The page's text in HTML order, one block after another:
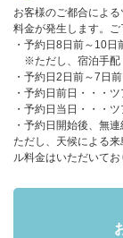
お客様のご都合によ
料金が発生します。ご
・予約日8日前～10
※ただし、宿泊手配
・予約日2日前～7日
・予約日前日・・・
・予約日当日・・・
・予約日開始後、無
ただし、天候による
ル料金はいただいてお